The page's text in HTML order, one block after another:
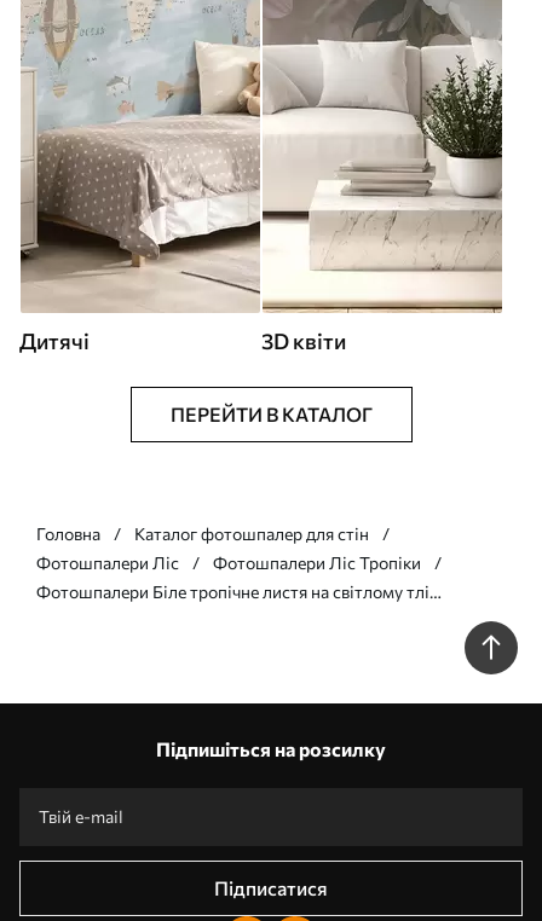
Дитячі 3D квіти
ПЕРЕЙТИ В КАТАЛОГ
Головна
Каталог фотошпалер для стін
Фотошпалери Ліс
Фотошпалери Ліс Тропіки
Фотошпалери Біле тропічне листя на світлому тлі
Підпишіться на розсилку
Підписатися